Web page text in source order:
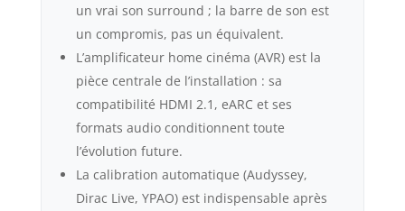
un vrai son surround ; la barre de son est
un compromis, pas un équivalent.
L’amplificateur home cinéma (AVR) est la
pièce centrale de l’installation : sa
compatibilité HDMI 2.1, eARC et ses
formats audio conditionnent toute
l’évolution future.
La calibration automatique (Audyssey,
Dirac Live, YPAO) est indispensable après